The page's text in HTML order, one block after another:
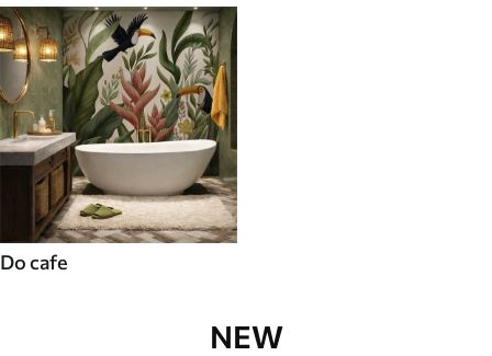
Do cafe
NEW